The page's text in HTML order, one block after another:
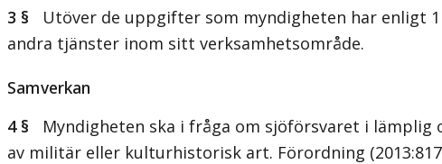
3 § Utöver de uppgifter som myndigheten har enligt
andra tjänster inom sitt verksamhetsområde.
Samverkan
4 § Myndigheten ska i fråga om sjöförsvaret i
av militär eller kulturhistorisk art. Förordning